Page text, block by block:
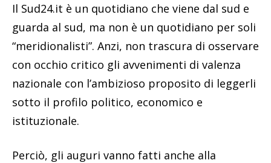
Il Sud24.it è un quotidiano che viene dal sud e
guarda al sud, ma non è un quotidiano per soli
“meridionalisti”. Anzi, non trascura di osservare
con occhio critico gli avvenimenti di valenza
nazionale con l’ambizioso proposito di leggerli
sotto il profilo politico, economico e
istituzionale.
Perciò, gli auguri vanno fatti anche alla